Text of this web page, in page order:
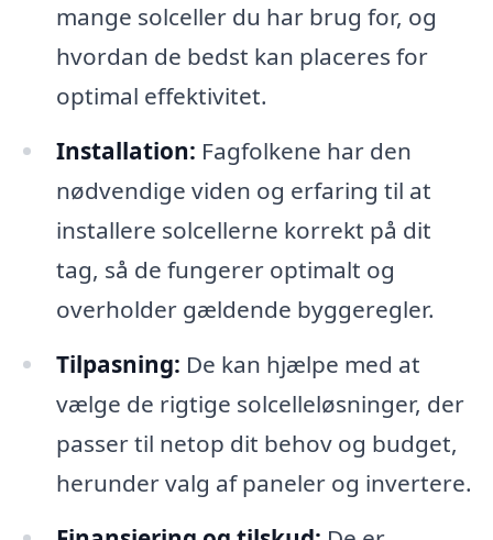
mange solceller du har brug for, og
hvordan de bedst kan placeres for
optimal effektivitet.
Installation: Fagfolkene har den
nødvendige viden og erfaring til at
installere solcellerne korrekt på dit
tag, så de fungerer optimalt og
overholder gældende byggeregler.
Tilpasning: De kan hjælpe med at
vælge de rigtige solcelleløsninger, der
passer til netop dit behov og budget,
herunder valg af paneler og invertere.